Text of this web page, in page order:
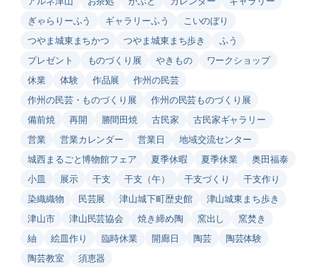
ぎゃらりーふう
ギャラリーふう
こいのぼり
つやま城東まちかつ
つやま城東まち歩き
ふう
プレゼント
ものづくり展 やきもの
ワークショップ
休業
体験 作品展
作州の民芸
作州の民芸・ものづくり展
作州の民芸ものづくり展
備前焼
再開 勝間田焼 古民家
古民家ギャラリー
営業
営業カレンダー 営業日
地域交流センター
城西まるごと博物館フェア
夏季休暇 夏季休業
奥田福泰
小皿
展示 干支 干支（午） 干支づくり
干支作り
染織織物
民芸展 津山城下町歴史館
津山城東まち歩き
津山市
津山民芸協会 焼き締め陶 窯出し
窯焚き
紬
絵皿作り 臨時休業 開廊日 陶芸
陶芸体験
陶芸教室
須恵器